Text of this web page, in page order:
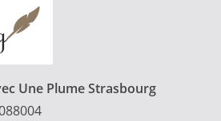
Une Plume Strasbourg